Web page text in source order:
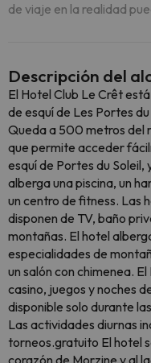
de viaje en la realidad
Descripción del
El Hotel Club Le Crêt
de esquí de Les Portes
Queda a 500 metros del
que permite acceder
esquí de Portes du
alberga una piscina, un
un centro de fitness. Las
disponen de TV, baño
montañas. El hotel
especialidades de
un salón con chimenea.
casino, juegos y noches
disponible solo durante
Las actividades diurnas
torneos.gratuito El hotel
corazón de Morzine y al